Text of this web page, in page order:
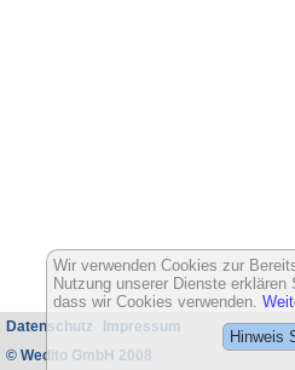
Datenschutz
Impressum
© Wedito GmbH 2008
Wir verwenden Cookies zur
Nutzung unserer Dienste
dass wir Cookies verwenden.
Hinweis